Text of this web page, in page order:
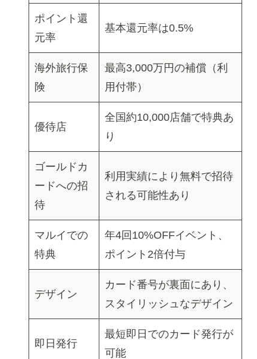
ポイント還
元率
基本還元率は0.5%
海外旅行保
険
最高3,000万円の補償（利
用付帯）
優待店
全国約10,000店舗で特典あ
り
ゴールドカ
ードへの招
待
利用実績により無料で招待
される可能性あり
マルイでの
特典
年4回10%OFFイベント、
ポイント2倍付与
デザイン
カード番号が裏面にあり、
スタイリッシュなデザイン
即日発行
最短即日でのカード発行が
可能